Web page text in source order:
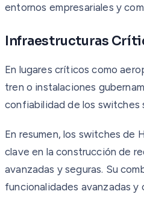
entornos empresariales y
Infraestructuras
En lugares críticos como
tren o instalaciones
confiabilidad de los switches
En resumen, los switches de
clave en la construcción de
avanzadas y seguras. Su
funcionalidades avanzadas